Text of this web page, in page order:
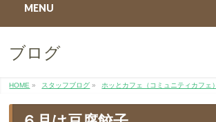
MENU
ブログ
HOME » スタッフブログ » ホッとカフェ（コミュニティカフェ）